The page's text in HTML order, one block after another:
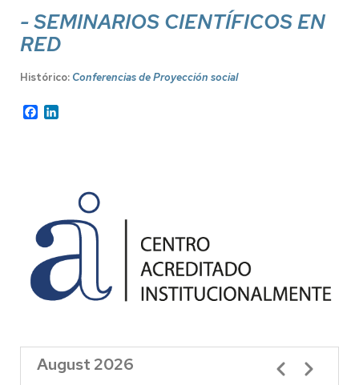
- SEMINARIOS CIENTÍFICOS EN
RED
Histórico: Conferencias de Proyección social
Facebook
August 2026 Pagination